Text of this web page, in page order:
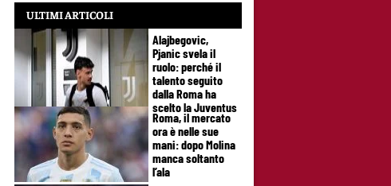
ULTIMI ARTICOLI
Alajbegovic,
Pjanic svela il
ruolo: perché il
talento seguito
dalla Roma ha
scelto la Juventus
Roma, il mercato
ora è nelle sue
mani: dopo Molina
manca soltanto
l’ala